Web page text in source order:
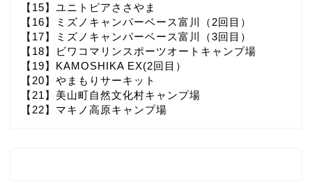
【15】ユニトピアささやま
【16】ミズノキャンパーベース富川（2回目）
【17】ミズノキャンパーベース富川（3回目）
【18】ビワコマリンスポーツオートキャンプ場
【19】KAMOSHIKA EX(2回目）
【20】やまもりサーキット
【21】美山町自然文化村キャンプ場
【22】マキノ高原キャンプ場